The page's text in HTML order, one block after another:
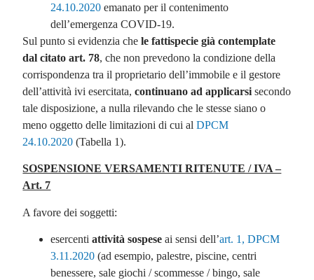
24.10.2020 emanato per il contenimento
dell’emergenza COVID-19.
Sul punto si evidenzia chele fattispecie già contemplate
dal citato art. 78, che non prevedono la condizione della
corrispondenza tra il proprietario dell’immobile e il gestore
dell’attività ivi esercitata,continuano ad applicarsi secondo
tale disposizione, a nulla rilevando che le stesse siano o
meno oggetto delle limitazioni di cui alDPCM
24.10.2020 (Tabella 1).
SOSPENSIONE VERSAMENTI RITENUTE / IVA –
Art. 7
A favore dei soggetti:
esercentiattività sospese ai sensi dell’art. 1, DPCM
3.11.2020 (ad esempio, palestre, piscine, centri
benessere, sale giochi / scommesse / bingo, sale